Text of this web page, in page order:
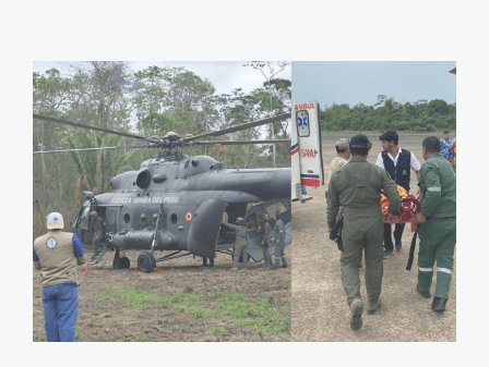
traslado-mashco-piro-
ataque-agente-
fenamad-foto-
difusion-mincul-2